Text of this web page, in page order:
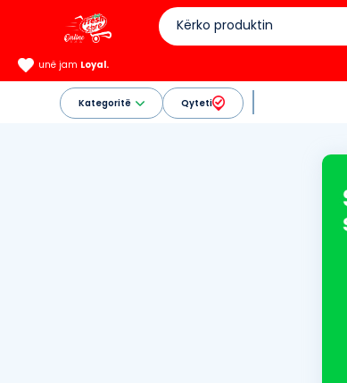
unë jam Loyal.
Kategoritë Qyteti